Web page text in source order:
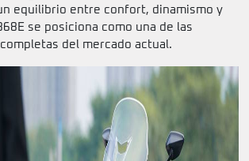
equilibrio entre confort, dinamismo y
se posiciona como una de las
del mercado actual.